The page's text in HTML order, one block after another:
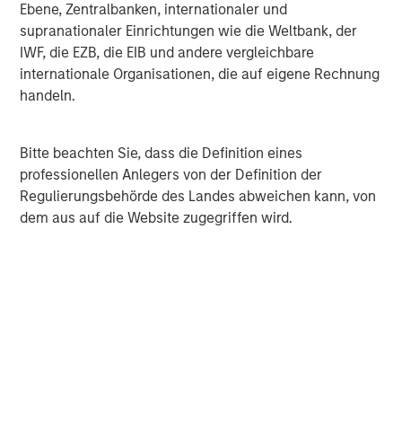
Ebene, Zentralbanken, internationaler und
supranationaler Einrichtungen wie die Weltbank, der
IWF, die EZB, die EIB und andere vergleichbare
internationale Organisationen, die auf eigene Rechnung
handeln.
Bitte beachten Sie, dass die Definition eines
professionellen Anlegers von der Definition der
Regulierungsbehörde des Landes abweichen kann, von
dem aus auf die Website zugegriffen wird.
Morgan Stanley Private Equity Solutions Team
Morgan Stanley Private Equity Solutions provides
investors with access to broadly diversified and thematic
investing strategies, and custom solutions.
MSIM Spokesperson